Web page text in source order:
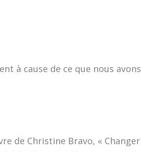
à cause de ce que nous avons
de Christine Bravo, « Changer